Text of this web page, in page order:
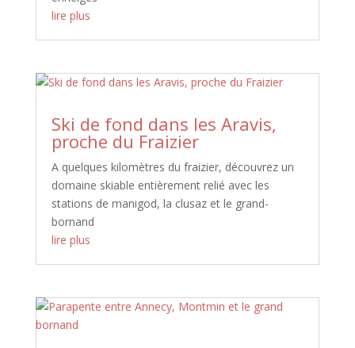
lire plus
Ski de fond dans les Aravis,
proche du Fraizier
A quelques kilomètres du fraizier, découvrez un
domaine skiable entièrement relié avec les
stations de manigod, la clusaz et le grand-
bornand
lire plus